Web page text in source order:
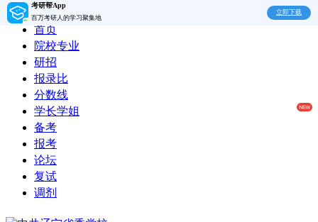
考研帮App
百万考研人的学习聚集地
立即下载
首页
院校专业
研招
报录比
分数线
学长学姐
备考
报考
论坛
复试
调剂